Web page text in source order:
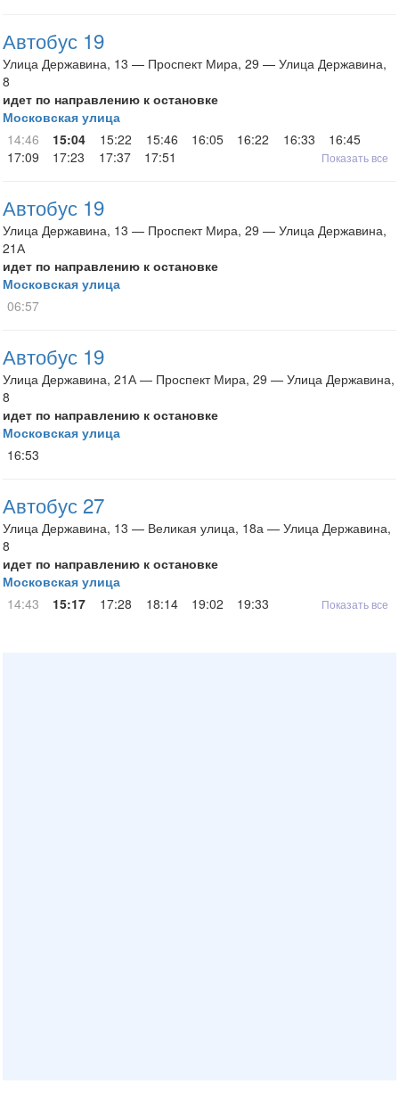
Автобус 19
Улица Державина, 13 — Проспект Мира, 29 — Улица Державина,
8
идет по направлению к остановке
Московская улица
14:46
15:04 15:22 15:46 16:05 16:22 16:33
16:45
17:09
17:23 17:37 17:51 Показать все
Автобус 19
Улица Державина, 13 — Проспект Мира, 29 — Улица Державина,
21А
идет по направлению к остановке
Московская улица
06:57
Автобус 19
Улица Державина, 21А — Проспект Мира, 29 — Улица Державина,
8
идет по направлению к остановке
Московская улица
16:53
Автобус 27
Улица Державина, 13 — Великая улица, 18а — Улица Державина,
8
идет по направлению к остановке
Московская улица
14:43
15:17 17:28 18:14 19:02 19:33 Показать все